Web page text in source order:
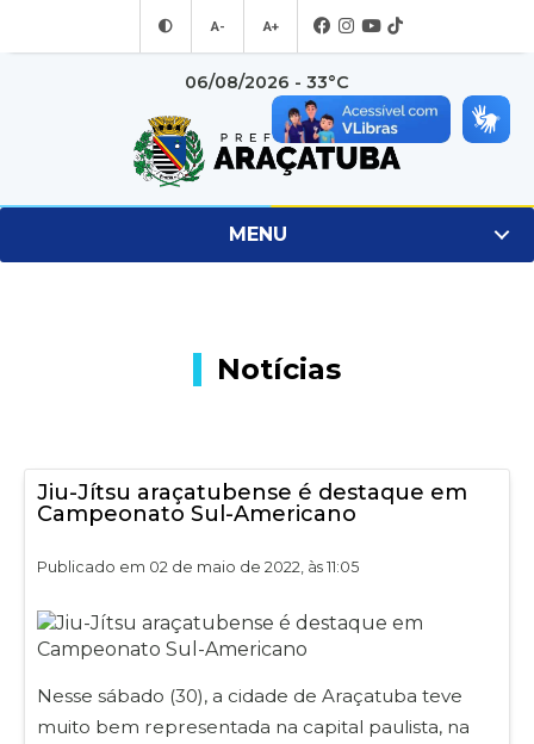
A- A+
06/08/2026 - 33°C
MENU
Notícias
Jiu-Jítsu araçatubense é destaque em
Campeonato Sul-Americano
Publicado em 02 de maio de 2022, às 11:05
Nesse sábado (30), a cidade de Araçatuba teve
muito bem representada na capital paulista, na